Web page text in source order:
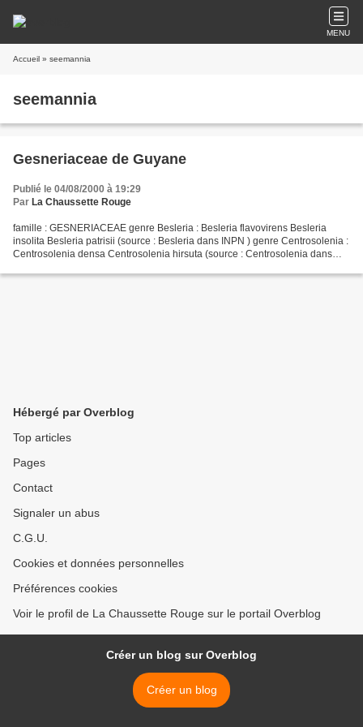
MENU
Accueil » seemannia
seemannia
Gesneriaceae de Guyane
Publié le 04/08/2000 à 19:29
Par La Chaussette Rouge
famille : GESNERIACEAE genre Besleria : Besleria flavovirens Besleria
insolita Besleria patrisii (source : Besleria dans INPN ) genre Centrosolenia :
Centrosolenia densa Centrosolenia hirsuta (source : Centrosolenia dans
Hébergé par Overblog
Top articles
Pages
Contact
Signaler un abus
C.G.U.
Cookies et données personnelles
Préférences cookies
Voir le profil de La Chaussette Rouge sur le portail Overblog
Créer un blog sur Overblog
Créer un blog